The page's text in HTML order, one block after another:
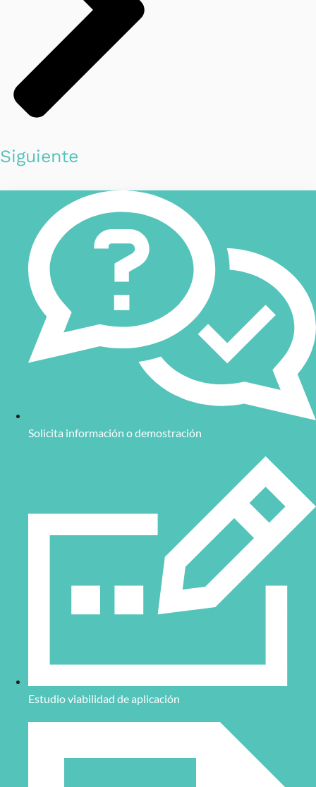
Siguiente
Solicita información o demostración
Estudio viabilidad de aplicación